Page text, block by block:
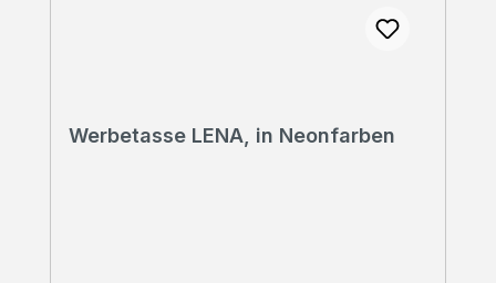
Werbetasse LENA, in Neonfarben